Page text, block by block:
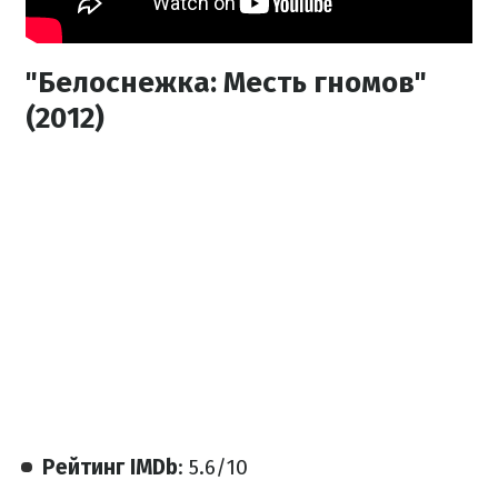
"Белоснежка: Месть гномов"
(2012)
Рейтинг IMDb: 5.6/10